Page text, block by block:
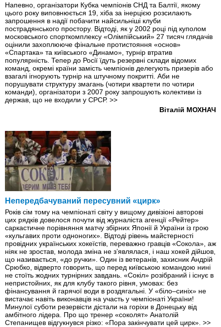
Напевно, організатори Кубка чемпіонів СНД та Балтії, якому
цього року виповнюється 19, хіба за інерцією розсилають
запрошення в надії побачити найсильніші клуби
пострадянського простору. Відтоді, як у 2002 році під куполом
московського спорткомплексу «Олімпійський» 27 тисяч глядачів
оцінили захоплююче фінальне протистояння «основ»
«Спартака» та київського «Динамо», турнір втратив
популярність. Тепер до Росії їдуть резервні склади відомих
команд, окремі країни замість чемпіонів делегують призерів або
взагалі ігнорують турнір на штучному покритті. Аби не
порушувати структуру змагань (чотири квартети по чотири
команди), організатори з 2007 року запрошують колективи із
держав, що не входили у СРСР. >>
Віталій МОХНАЧ
Непередбачуваний пересувний «цирк»
Років сім тому на чемпіонаті світу у вищому дивізіоні авторові
цих рядків довелося почути від журналіста агенції «Рейтер»
саркастичне порівняння матчу збірних Японії й України із грою
«кульгавих проти одноногих». Відтоді рівень майстерності
провідних українських хокеїстів, переважно гравців «Сокола», аж
ніяк не зростав, молода зміна не з’являлася, і наш хокей дійшов,
що називається, «до ручки». Один із ветеранів, захисник Андрій
Срюбко, відверто говорить, що перед київською командою нині
не стоїть жодних турнірних зав­дань. «Сокіл» розібраний і існує в
непристойних, як для клубу такого рівня, умовах: без
фінансування й гарячої води в роздягальні. У «біло–синіх» не
вистачає навіть виконавців на участь у чемпіонаті України!
Минулої суботи резервісти дістали на горіхи в Донецьку від
амбітного лідера. Про що тренер «соколят» Анатолій
Степанищев відгукнувся різко: «Пора закінчувати цей цирк». >>